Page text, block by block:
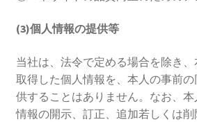
(3)個人情報の提供等
当社は、法令で定める場合を除き
取得した個人情報を、本人の事前
供することはありません。なお、
情報の開示、訂正、追加若しくは